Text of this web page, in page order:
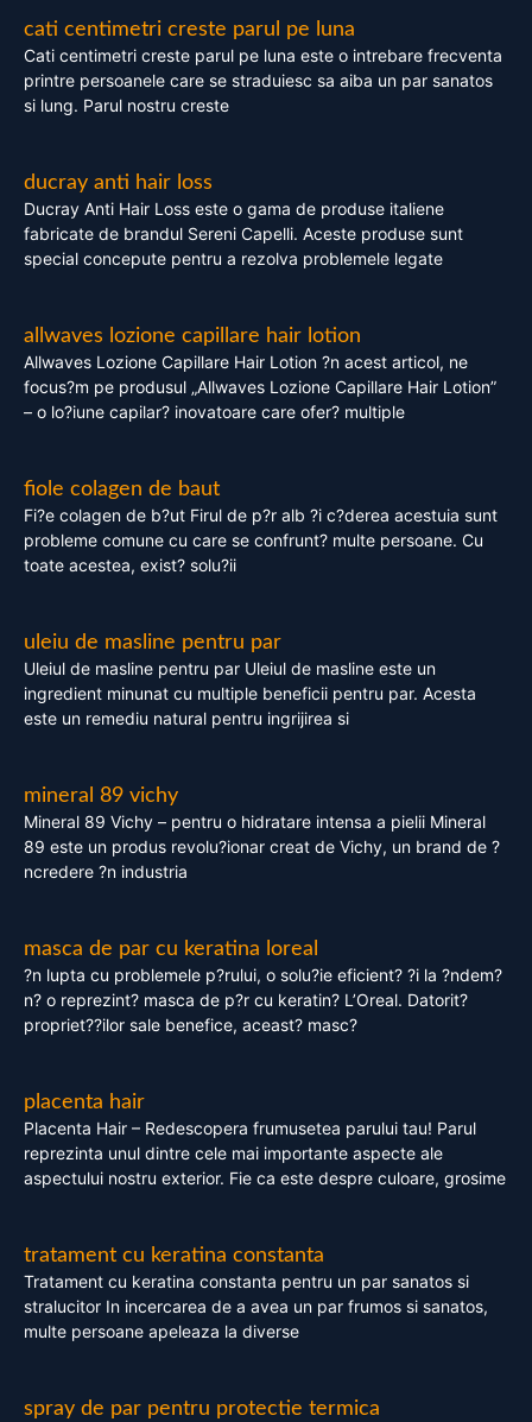
cati centimetri creste parul pe luna
Cati centimetri creste parul pe luna este o intrebare frecventa
printre persoanele care se straduiesc sa aiba un par sanatos
si lung. Parul nostru creste
ducray anti hair loss
Ducray Anti Hair Loss este o gama de produse italiene
fabricate de brandul Sereni Capelli. Aceste produse sunt
special concepute pentru a rezolva problemele legate
allwaves lozione capillare hair lotion
Allwaves Lozione Capillare Hair Lotion ?n acest articol, ne
focus?m pe produsul „Allwaves Lozione Capillare Hair Lotion”
– o lo?iune capilar? inovatoare care ofer? multiple
fiole colagen de baut
Fi?e colagen de b?ut Firul de p?r alb ?i c?derea acestuia sunt
probleme comune cu care se confrunt? multe persoane. Cu
toate acestea, exist? solu?ii
uleiu de masline pentru par
Uleiul de masline pentru par Uleiul de masline este un
ingredient minunat cu multiple beneficii pentru par. Acesta
este un remediu natural pentru ingrijirea si
mineral 89 vichy
Mineral 89 Vichy – pentru o hidratare intensa a pielii Mineral
89 este un produs revolu?ionar creat de Vichy, un brand de ?
ncredere ?n industria
masca de par cu keratina loreal
?n lupta cu problemele p?rului, o solu?ie eficient? ?i la ?ndem?
n? o reprezint? masca de p?r cu keratin? L’Oreal. Datorit?
propriet??ilor sale benefice, aceast? masc?
placenta hair
Placenta Hair – Redescopera frumusetea parului tau! Parul
reprezinta unul dintre cele mai importante aspecte ale
aspectului nostru exterior. Fie ca este despre culoare, grosime
tratament cu keratina constanta
Tratament cu keratina constanta pentru un par sanatos si
stralucitor In incercarea de a avea un par frumos si sanatos,
multe persoane apeleaza la diverse
spray de par pentru protectie termica